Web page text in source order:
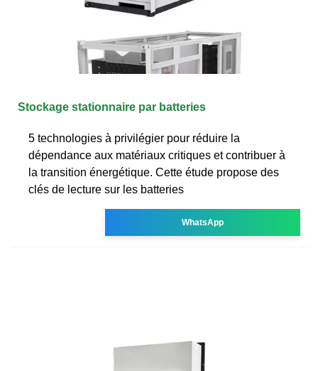
Stockage stationnaire par batteries
5 technologies à privilégier pour réduire la
dépendance aux matériaux critiques et contribuer à
la transition énergétique. Cette étude propose des
clés de lecture sur les batteries
WhatsApp